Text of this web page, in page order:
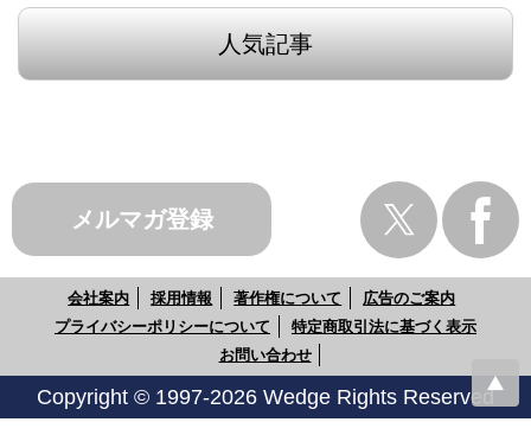
人気記事
メルマガ登録
会社案内 採用情報 著作権について
広告のご案内
プライバシーポリシーについて
特定商取引法に基づく表示
お問い合わせ
Copyright © 1997-2026 Wedge Rights Reserved